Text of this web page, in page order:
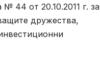
44 от 20.10.2011 г. за
дружества,